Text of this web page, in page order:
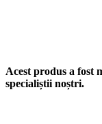
Acest produs a fost
specialiștii noștri.